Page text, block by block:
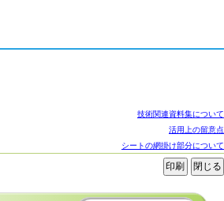
技術関連資料集について
活用上の留意点
シートの網掛け部分について